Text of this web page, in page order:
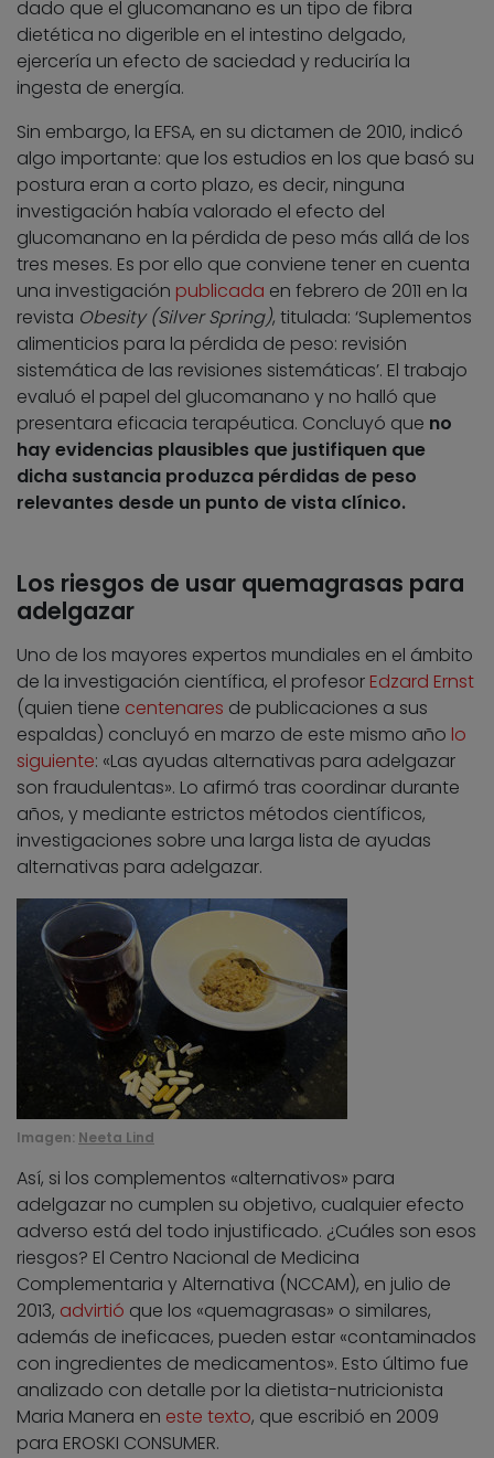
dado que el glucomanano es un tipo de fibra
dietética no digerible en el intestino delgado,
ejercería un efecto de saciedad y reduciría la
ingesta de energía.
Sin embargo, la EFSA, en su dictamen de 2010, indicó
algo importante: que los estudios en los que basó su
postura eran a corto plazo, es decir, ninguna
investigación había valorado el efecto del
glucomanano en la pérdida de peso más allá de los
tres meses. Es por ello que conviene tener en cuenta
una investigación publicada en febrero de 2011 en la
revista Obesity (Silver Spring), titulada: ‘Suplementos
alimenticios para la pérdida de peso: revisión
sistemática de las revisiones sistemáticas’. El trabajo
evaluó el papel del glucomanano y no halló que
presentara eficacia terapéutica. Concluyó que no
hay evidencias plausibles que justifiquen que
dicha sustancia produzca pérdidas de peso
relevantes desde un punto de vista clínico.
Los riesgos de usar quemagrasas para
adelgazar
Uno de los mayores expertos mundiales en el ámbito
de la investigación científica, el profesor Edzard Ernst
(quien tiene centenares de publicaciones a sus
espaldas) concluyó en marzo de este mismo año lo
siguiente: «Las ayudas alternativas para adelgazar
son fraudulentas». Lo afirmó tras coordinar durante
años, y mediante estrictos métodos científicos,
investigaciones sobre una larga lista de ayudas
alternativas para adelgazar.
Imagen: Neeta Lind
Así, si los complementos «alternativos» para
adelgazar no cumplen su objetivo, cualquier efecto
adverso está del todo injustificado. ¿Cuáles son esos
riesgos? El Centro Nacional de Medicina
Complementaria y Alternativa (NCCAM), en julio de
2013, advirtió que los «quemagrasas» o similares,
además de ineficaces, pueden estar «contaminados
con ingredientes de medicamentos». Esto último fue
analizado con detalle por la dietista-nutricionista
Maria Manera en este texto, que escribió en 2009
para EROSKI CONSUMER.